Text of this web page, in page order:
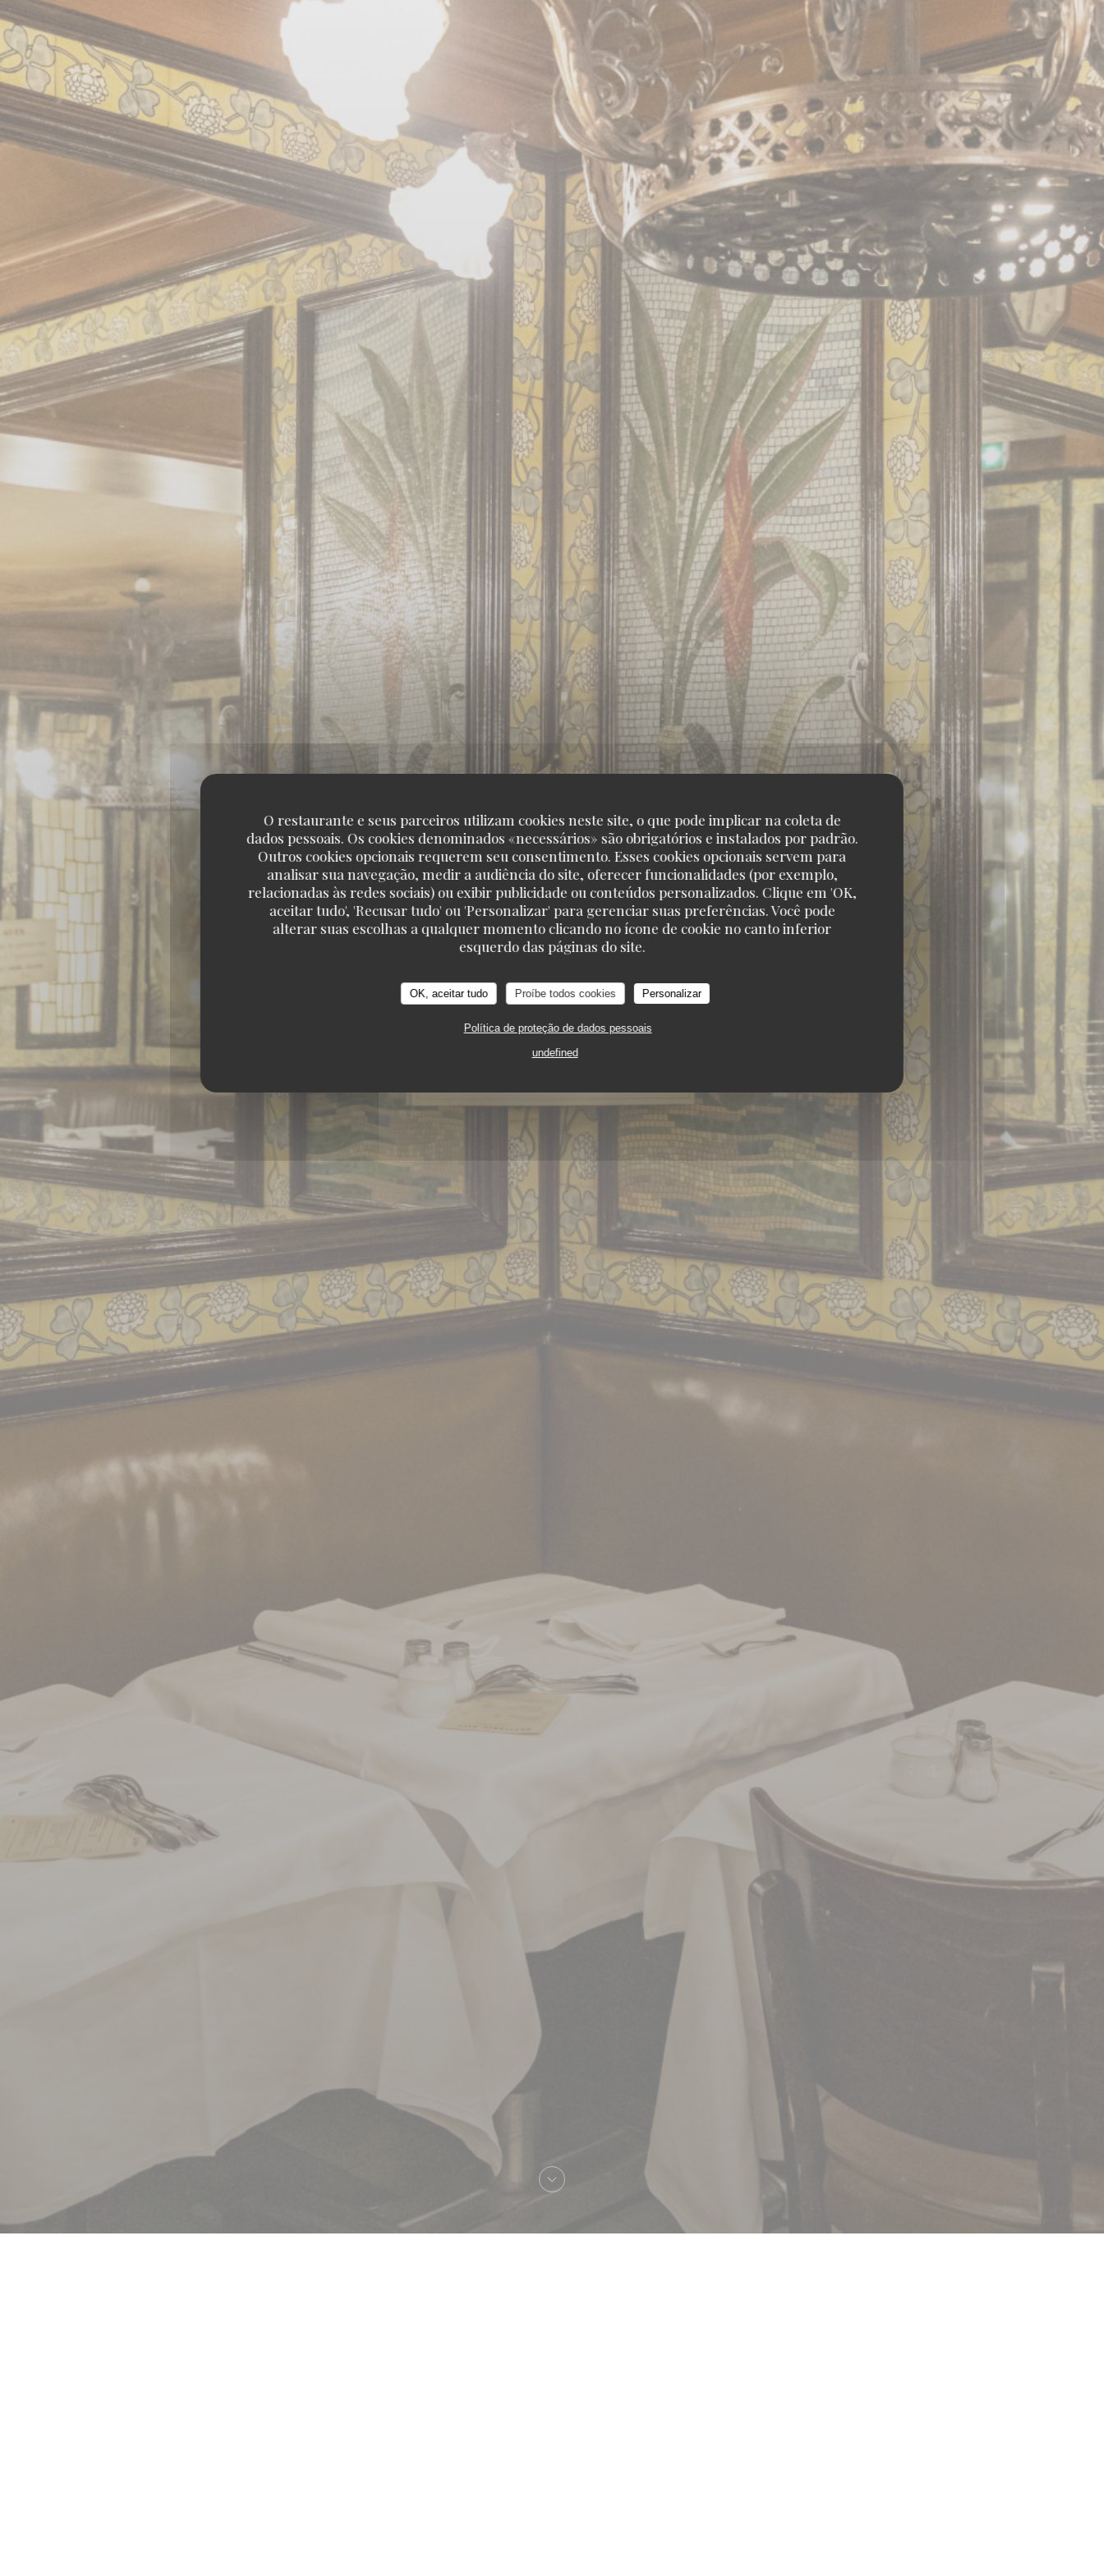
O restaurante e seus parceiros utilizam cookies neste site, o que pode implicar na coleta de
dados pessoais. Os cookies denominados «necessários» são obrigatórios e instalados por padrão.
Outros cookies opcionais requerem seu consentimento. Esses cookies opcionais servem para
analisar sua navegação, medir a audiência do site, oferecer funcionalidades (por exemplo,
relacionadas às redes sociais) ou exibir publicidade ou conteúdos personalizados. Clique em 'OK,
aceitar tudo', 'Recusar tudo' ou 'Personalizar' para gerenciar suas preferências. Você pode
alterar suas escolhas a qualquer momento clicando no ícone de cookie no canto inferior
esquerdo das páginas do site.
OK, aceitar tudo Proíbe todos cookies Personalizar
Política de proteção de dados pessoais
undefined
151, BOULEVARD SAINT-GERMAIN 75006 PARIS